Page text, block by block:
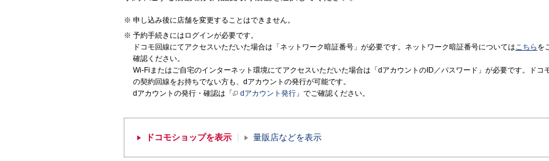
申し込み後に店舗を変更することはできません。
予約手続きにはログインが必要です。
ドコモ回線にてアクセスいただいた場合は「ネットワーク暗証番号」が必要です。ネットワーク暗証番号についてはこちら を
確認ください。
Wi-Fiまたはご自宅のインターネット環境にてアクセスいただいた場合は「dアカウントのID／パスワード」が必要です。ドコ
の契約回線をお持ちでない方も、dアカウントの発行が可能です。
dアカウントの発行・確認は「
dアカウント発行 」でご確認ください。
ドコモショップを表示 量販店などを表示